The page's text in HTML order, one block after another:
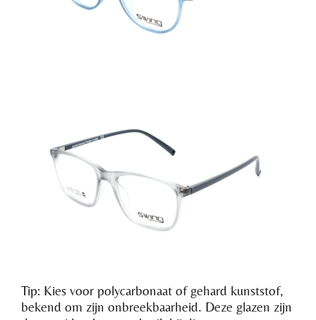
Tip: Kies voor polycarbonaat of gehard kunststof,
bekend om zijn onbreekbaarheid. Deze glazen zijn